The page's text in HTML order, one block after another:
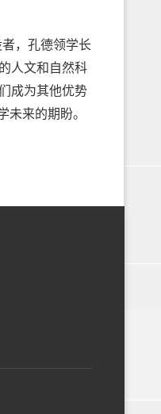
，孔德领学长
人文和自然科
成为其他优势
未来的期盼。